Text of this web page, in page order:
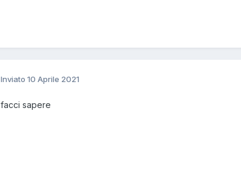
Inviato 10 Aprile 2021
facci sapere